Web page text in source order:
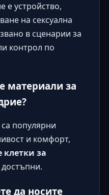
е устройство,
на сексуална
в сценарии за
контрол по
материали за
популярни
и комфорт,
клетки за
да носите